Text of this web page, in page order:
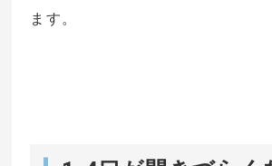
ます。